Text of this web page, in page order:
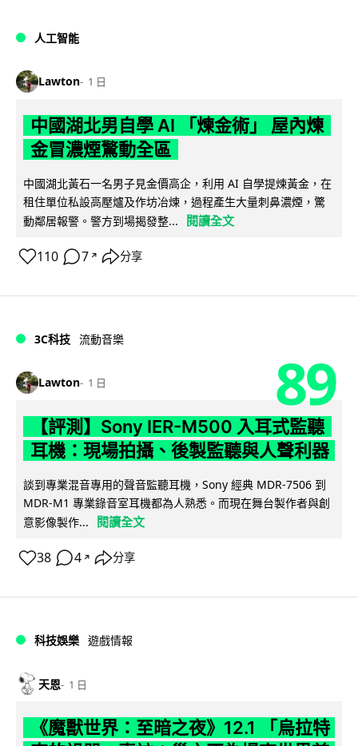
人工智能
Lawton 1 日
中國湖北男自學 AI 「煉金術」 屋內煉
金冒濃煙驚動全區
中國湖北黃石一名男子見金價高企，利用 AI 自學提煉黃金，在
租住單位私設高壓爐及作坊冶煉，過程產生大量刺鼻濃煙，驚
動鄰居報警。警方到場揭發整...
閱讀全文
110 7 ↗ 分享
3C科技 流動音樂
Lawton 1 日 89
【評測】Sony IER-M500 入耳式監聽
耳機：現場拍攝、後製監聽與人聲利器
談到專業混音專用的聲音監聽耳機，Sony 經典 MDR-7506 到
MDR-M1 專業錄音室耳機都為人熟悉。而現在舞台製作者與創
意影像製作...
閱讀全文
38 4 ↗ 分享
科技娛樂 遊戲情報
天恩 1 日
《魔獸世界：至暗之夜》12.1 「烏拉特